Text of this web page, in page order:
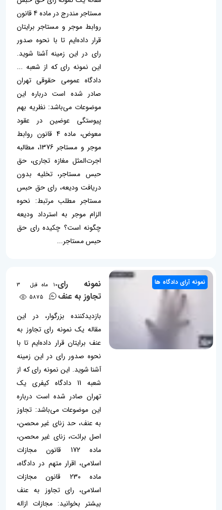
مستاجر مندرج در ماده 4 قانون
روابط موجر و مستاجر برایتان
قرار داده‌ایم تا با نحوه صدور
رای در این زمینه آشنا شوید.
این نمونه رای که از شعبه ...
دادگاه عمومی حقوقی تهران
صادر شده است درباره این
موضوعات می‌باشد: نظریه بهم
پیوستگی عوضین در عقود
معوض، ماده 4 قانون روابط
موجر و مستاجر 1376، مطالبه
اجرت‌المثل مغازه تجاری، حق
حبس مستاجر، تخلیه بدون
دریافت ودیعه، رای حق حبس
مستاجر مطلب مرتبط: نحوه
الزام موجر به استرداد ودیعه
چگونه است؟ چکیده رای حق
حبس مستاجر...
نمونه آرای دادگاه ها
نمونه رای
تجاوز به عنف
10 ماه قبل
3
5875
بازدیدکننده بزرگوار، در این
مقاله یک نمونه رای تجاوز به
عنف برایتان قرار داده‌ایم تا با
نحوه صدور رای در این زمینه
آشنا شوید. این نمونه رای که از
شعبه 11 دادگاه کیفری یک
تهران صادر شده است درباره
این موضوعات می‌باشد: تجاوز
به عنف، حد زنای غیر محصن،
اصل برائت، زنای غیر محصن،
ماده 172 قانون مجازات
اسلامی، اقرار متهم در دادگاه،
ماده 230 قانون مجازات
اسلامی، رای تجاوز به عنف
بیشتر بخوانید: مجازات ازاله